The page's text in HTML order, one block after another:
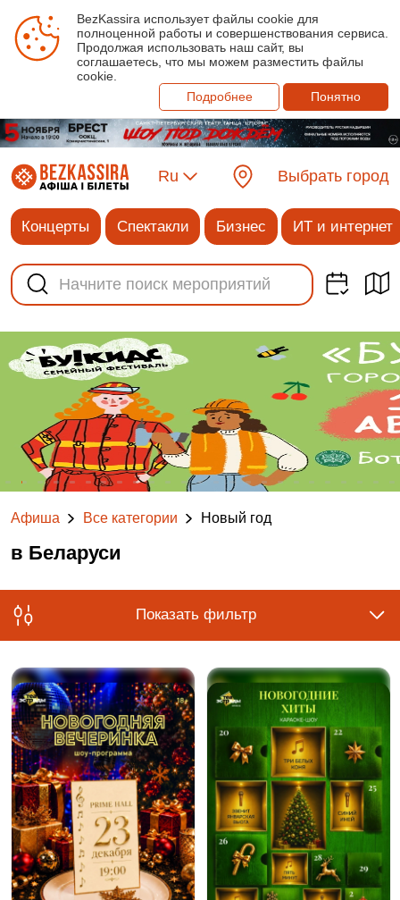
BezKassira использует файлы cookie для
полноценной работы и совершенствования сервиса.
Продолжая использовать наш сайт, вы
соглашаетесь, что мы можем разместить файлы
cookie.
Подробнее
Понятно
Ru Выбрать город
Концерты Спектакли Бизнес ИТ и интернет
Афиша Все категории Новый год
в Беларуси
Показать фильтр